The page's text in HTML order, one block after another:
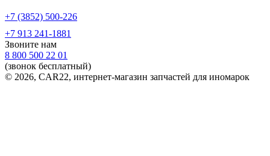
+7 (3852) 500-226
+7 913 241-1881
Звоните нам
8 800 500 22 01
(звонок бесплатный)
© 2026, CAR22, интернет-магазин запчастей для иномарок